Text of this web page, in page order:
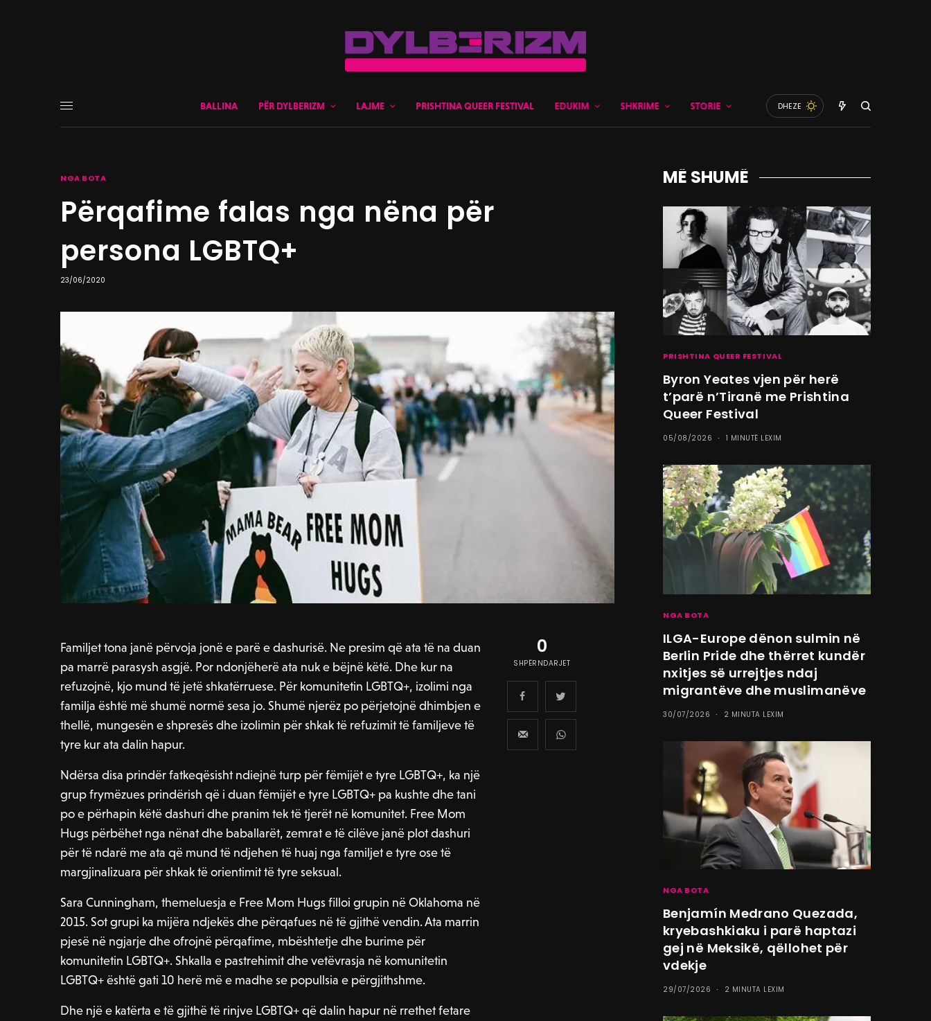
BALLINA PËR DYLBERIZM LAJME PRISHTINA QUEER FESTIVAL EDUKIM SHKRIME STORIE DHEZE
NGA BOTA
Përqafime falas nga nëna për
persona LGBTQ+
23/06/2020
Familjet tona janë përvoja jonë e parë e dashurisë. Ne presim që ata të na duan
pa marrë parasysh asgjë. Por ndonjëherë ata nuk e bëjnë këtë. Dhe kur na
refuzojnë, kjo mund të jetë shkatërruese. Për komunitetin LGBTQ+, izolimi nga
familja është më shumë normë sesa jo. Shumë njerëz po përjetojnë dhimbjen e
thellë, mungesën e shpresës dhe izolimin për shkak të refuzimit të familjeve të
tyre kur ata dalin hapur.
Ndërsa disa prindër fatkeqësisht ndiejnë turp për fëmijët e tyre LGBTQ+, ka një
grup frymëzues prindërish që i duan fëmijët e tyre LGBTQ+ pa kushte dhe tani
po e përhapin këtë dashuri dhe pranim tek të tjerët në komunitet. Free Mom
Hugs përbëhet nga nënat dhe baballarët, zemrat e të cilëve janë plot dashuri
për të ndarë me ata që mund të ndjehen të huaj nga familjet e tyre ose të
margjinalizuara për shkak të orientimit të tyre seksual.
Sara Cunningham, themeluesja e Free Mom Hugs filloi grupin në Oklahoma në
2015. Sot grupi ka mijëra ndjekës dhe përqafues në të gjithë vendin. Ata marrin
pjesë në ngjarje dhe ofrojnë përqafime, mbështetje dhe burime për
komunitetin LGBTQ+. Shkalla e pastrehimit dhe vetëvrasja në komunitetin
LGBTQ+ është gati 10 herë më e madhe se popullsia e përgjithshme.
Dhe një e katërta e të gjithë të rinjve LGBTQ+ që dalin hapur në rrethet fetare
0
SHPËRNDARJET
MË SHUMË
PRISHTINA QUEER FESTIVAL
Byron Yeates vjen për herë
t’parë n’Tiranë me Prishtina
Queer Festival
05/08/2026 1 MINUTË LEXIM
NGA BOTA
ILGA-Europe dënon sulmin në
Berlin Pride dhe thërret kundër
nxitjes së urrejtjes ndaj
migrantëve dhe muslimanëve
30/07/2026 2 MINUTA LEXIM
NGA BOTA
Benjamín Medrano Quezada,
kryebashkiaku i parë haptazi
gej në Meksikë, qëllohet për
vdekje
29/07/2026 2 MINUTA LEXIM